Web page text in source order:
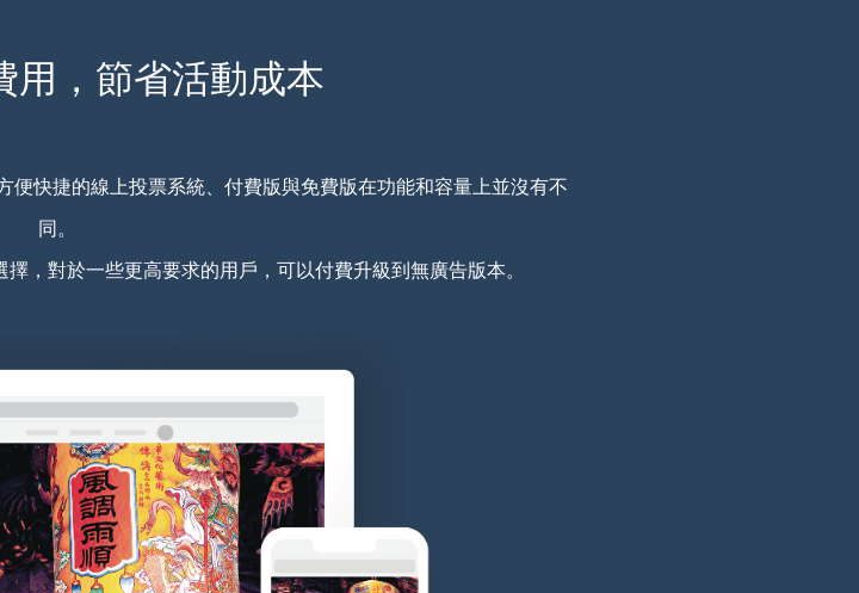
用，節省活動成本
便快捷的線上投票系統、付費版與免費版在功能和容量上並沒有不
同。
，對於一些更高要求的用戶，可以付費升級到無廣告版本。